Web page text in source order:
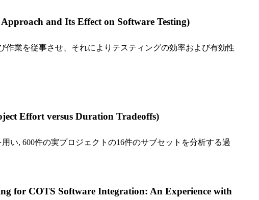
and Its Effect on Software Testing)
業を従事させ、それによりテスティングの効率および有効性
Effort versus Duration Tradeoffs)
い, 600件の実プロジェクトの16件のサブセットを分析する過
for COTS Software Integration: An Experience with